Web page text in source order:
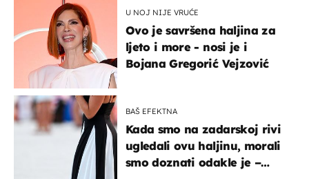
U NOJ NIJE VRUĆE
Ovo je savršena haljina za
ljeto i more - nosi je i
Bojana Gregorić Vejzović
BAŠ EFEKTNA
Kada smo na zadarskoj rivi
ugledali ovu haljinu, morali
smo doznati odakle je –